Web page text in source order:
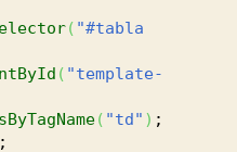
( "#tabla
( "template-
( "td" ) ;
;